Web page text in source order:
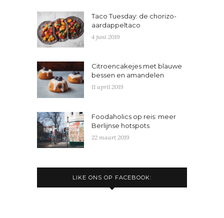
Taco Tuesday: de chorizo-
aardappeltaco
4 juni 2019
Citroencakejes met blauwe
bessen en amandelen
11 april 2019
Foodaholics op reis: meer
Berlijnse hotspots
22 maart 2019
LIKE ONS OP FACEBOOK: